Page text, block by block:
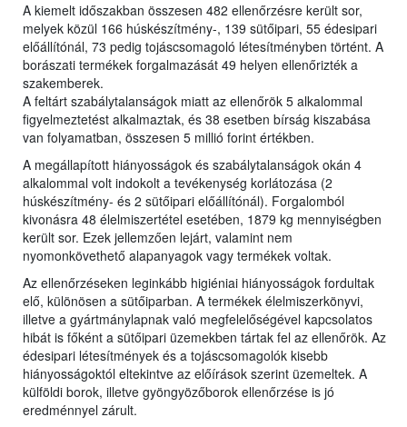
A kiemelt időszakban összesen 482 ellenőrzésre került sor,
melyek közül 166 húskészítmény-, 139 sütőipari, 55 édesipari
előállítónál, 73 pedig tojáscsomagoló létesítményben történt. A
borászati termékek forgalmazását 49 helyen ellenőrizték a
szakemberek.
A feltárt szabálytalanságok miatt az ellenőrök 5 alkalommal
figyelmeztetést alkalmaztak, és 38 esetben bírság kiszabása
van folyamatban, összesen 5 millió forint értékben.
A megállapított hiányosságok és szabálytalanságok okán 4
alkalommal volt indokolt a tevékenység korlátozása (2
húskészítmény- és 2 sütőipari előállítónál). Forgalomból
kivonásra 48 élelmiszertétel esetében, 1879 kg mennyiségben
került sor. Ezek jellemzően lejárt, valamint nem
nyomonkövethető alapanyagok vagy termékek voltak.
Az ellenőrzéseken leginkább higiéniai hiányosságok fordultak
elő, különösen a sütőiparban. A termékek élelmiszerkönyvi,
illetve a gyártmánylapnak való megfelelőségével kapcsolatos
hibát is főként a sütőipari üzemekben tártak fel az ellenőrök. Az
édesipari létesítmények és a tojáscsomagolók kisebb
hiányosságoktól eltekintve az előírások szerint üzemeltek. A
külföldi borok, illetve gyöngyözőborok ellenőrzése is jó
eredménnyel zárult.